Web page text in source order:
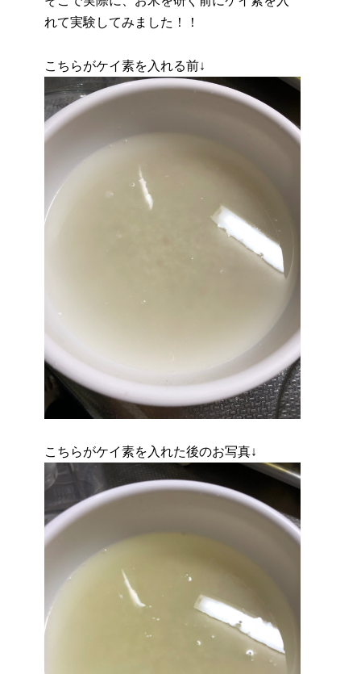
れて実験してみました！！
こちらがケイ素を入れる前↓
こちらがケイ素を入れた後のお写真↓